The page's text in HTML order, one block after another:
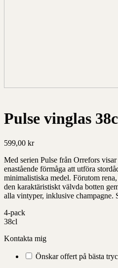
Pulse vinglas
599,00 kr
Med serien Pulse från Orrefors
enastående förmåga att utföra
minimalistiska medel. Förutom
den karaktäristiskt välvda botten
alla vintyper, inklusive champagne.
4-pack
38cl
Kontakta mig
Önskar offert på bästa